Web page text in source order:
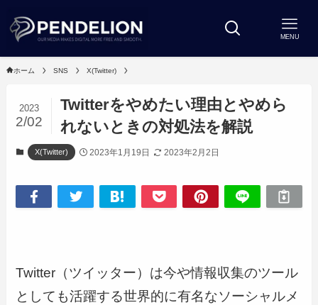
MENU
ホーム SNS X(Twitter)
Twitterをやめたい理由とやめら
れないときの対処法を解説
2023
2/02
X(Twitter) 2023年1月19日 2023年2月2日
Twitter（ツイッター）は今や情報収集のツール
としても活躍する世界的に有名なソーシャルメ